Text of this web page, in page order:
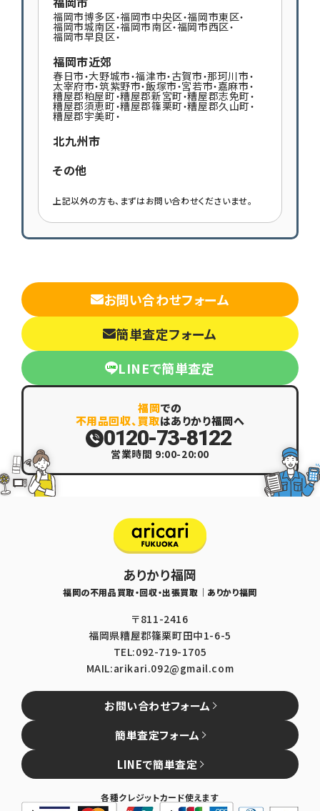
福岡市博多区・福岡市中央区・福岡市東区・
福岡市城南区・福岡市南区・福岡市西区・
福岡市早良区・
福岡市近郊
春日市・大野城市・福津市・古賀市・那珂川市・
太宰府市・筑紫野市・飯塚市・宮若市・嘉麻市・
糟屋郡粕屋町・糟屋郡新宮町・糟屋郡志免町・
糟屋郡須恵町・糟屋郡篠栗町・糟屋郡久山町・
糟屋郡宇美町・
北九州市
その他
上記以外の方も、まずはお問い合わせくださいませ。
お問い合わせフォーム
簡単査定フォーム
LINEで簡単査定
福岡での
不用品回収、買取はありかり福岡へ
0120-73-8122
営業時間 9:00-20:00
ありかり福岡
福岡の不用品買取・回収・出張買取｜ありかり福岡
〒811-2416
福岡県糟屋郡篠栗町田中1-6-5
TEL:092-719-1705
MAIL:arikari.092@gmail.com
お問い合わせフォーム
簡単査定フォーム
LINEで簡単査定
各種クレジットカード使えます